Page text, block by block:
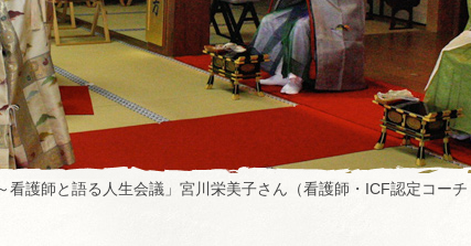
看護師と語る人生会議」宮川栄美子さん（看護師・ICF認定コーチ